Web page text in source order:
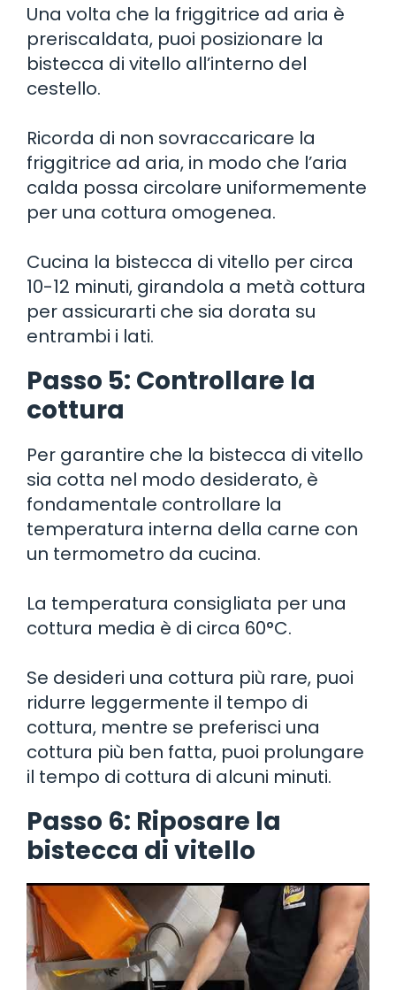
Una volta che la friggitrice ad aria è
preriscaldata, puoi posizionare la
bistecca di vitello all’interno del
cestello.
Ricorda di non sovraccaricare la
friggitrice ad aria, in modo che l’aria
calda possa circolare uniformemente
per una cottura omogenea.
Cucina la bistecca di vitello per circa
10-12 minuti, girandola a metà cottura
per assicurarti che sia dorata su
entrambi i lati.
Passo 5: Controllare la
cottura
Per garantire che la bistecca di vitello
sia cotta nel modo desiderato, è
fondamentale controllare la
temperatura interna della carne con
un termometro da cucina.
La temperatura consigliata per una
cottura media è di circa 60°C.
Se desideri una cottura più rare, puoi
ridurre leggermente il tempo di
cottura, mentre se preferisci una
cottura più ben fatta, puoi prolungare
il tempo di cottura di alcuni minuti.
Passo 6: Riposare la
bistecca di vitello